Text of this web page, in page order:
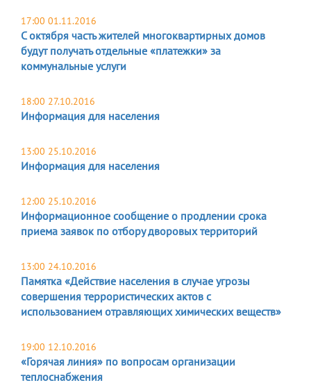
17:00 01.11.2016
С октября часть жителей многоквартирных домов
будут получать отдельные «платежки» за
коммунальные услуги
18:00 27.10.2016
Информация для населения
13:00 25.10.2016
Информация для населения
12:00 25.10.2016
Информационное сообщение о продлении срока
приема заявок по отбору дворовых территорий
13:00 24.10.2016
Памятка «Действие населения в случае угрозы
совершения террористических актов с
использованием отравляющих химических веществ»
19:00 12.10.2016
«Горячая линия» по вопросам организации
теплоснабжения